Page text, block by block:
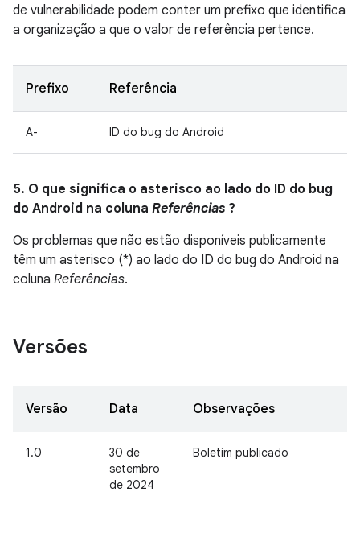
de vulnerabilidade podem conter um prefixo que identifica
a organização a que o valor de referência pertence.
Prefixo Referência
A- ID do bug do Android
5. O que significa o asterisco ao lado do ID do bug
do Android na coluna Referências ?
Os problemas que não estão disponíveis publicamente
têm um asterisco (*) ao lado do ID do bug do Android na
coluna Referências.
Versões
Versão Data Observações
1.0
30 de
setembro
de 2024
Boletim publicado